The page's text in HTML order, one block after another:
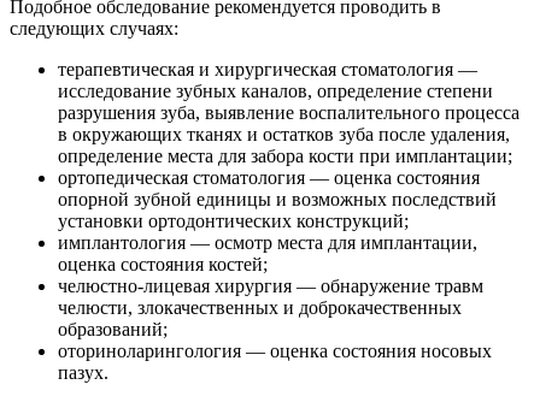
Подобное обследование рекомендуется проводить в
следующих случаях:
терапевтическая и хирургическая стоматология —
исследование зубных каналов, определение степени
разрушения зуба, выявление воспалительного процесса
в окружающих тканях и остатков зуба после удаления,
определение места для забора кости при имплантации;
ортопедическая стоматология — оценка состояния
опорной зубной единицы и возможных последствий
установки ортодонтических конструкций;
имплантология — осмотр места для имплантации,
оценка состояния костей;
челюстно-лицевая хирургия — обнаружение травм
челюсти, злокачественных и доброкачественных
образований;
оториноларингология — оценка состояния носовых
пазух.